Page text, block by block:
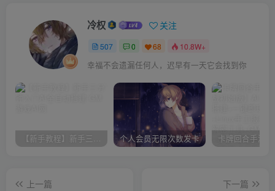
冷权 关注
507 0 68 10.8W+
幸福不会遗漏任何人，迟早有一天它会找到你
【新手教程】新手三分钟入门AI全自动搭建 个人会员无限次数发卡
上一篇
下一篇